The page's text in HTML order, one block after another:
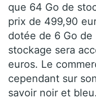
que 64 Go de
prix de 499,90
dotée de 6 Go de
stockage sera
euros. Le
cependant sur
savoir noir et bleu.